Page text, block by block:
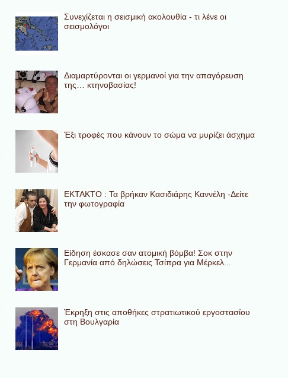
Συνεχίζεται η σεισμική ακολουθία - τι λένε οι
σεισμολόγοι
Διαμαρτύρονται οι γερμανοί για την απαγόρευση
της… κτηνοβασίας!
Έξι τροφές που κάνουν το σώμα να μυρίζει άσχημα
ΕΚΤΑΚΤΟ : Τα βρήκαν Κασιδιάρης Καννέλη -Δείτε
την φωτογραφία
Eίδηση έσκασε σαν ατομική βόμβα! Σοκ στην
Γερμανία από δηλώσεις Τσίπρα για Μέρκελ...
Έκρηξη στις αποθήκες στρατιωτικού εργοστασίου
στη Βουλγαρία